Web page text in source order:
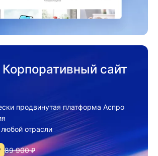
сайт
продвинутая платформа Аспро
отрасли
89 900 ₽